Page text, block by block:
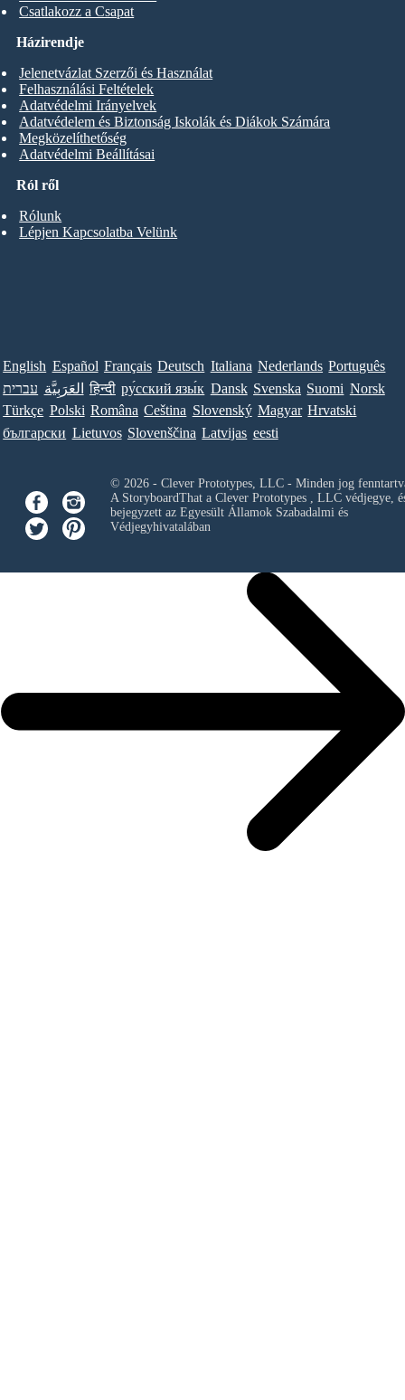
Csatlakozz a Csapat
Ról ről
Rólunk
Lépjen Kapcsolatba Velünk
Házirendje
Jelenetvázlat Szerzői és Használat
Felhasználási Feltételek
Adatvédelmi Irányelvek
Adatvédelem és Biztonság Iskolák és Diákok Számára
Megközelíthetőség
Adatvédelmi Beállításai
English Español Français Deutsch Italiana Nederlands Português
עברית العَرَبِيَّة हिन्दी ру́сский язы́к Dansk Svenska Suomi Norsk
Türkçe Polski Româna Ceština Slovenský Magyar Hrvatski
български Lietuvos Slovenščina Latvijas eesti
© 2026 - Clever Prototypes, LLC - Minden jog
A StoryboardThat a Clever Prototypes , LLCvédjegye,
bejegyzett az Egyesült Államok Szabadalmi és
Védjegyhivatalában